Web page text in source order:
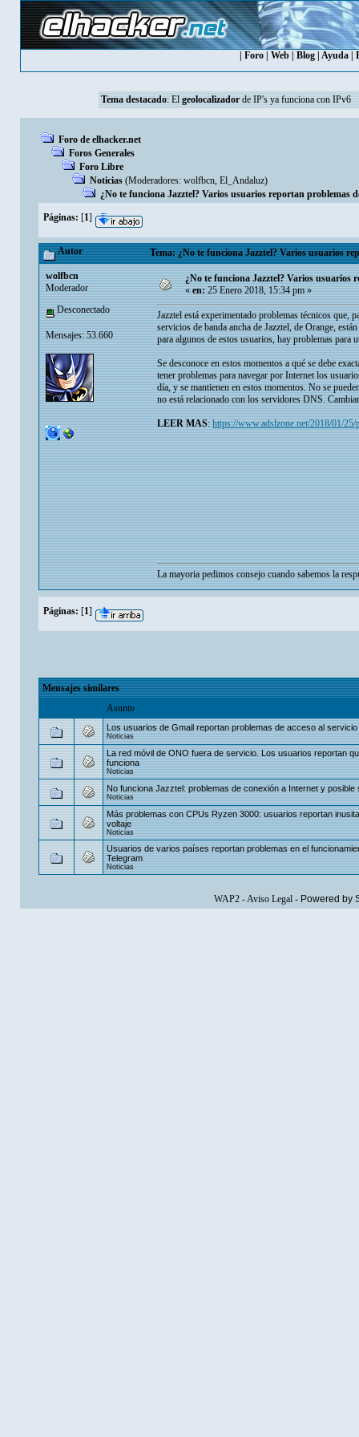
Foro| Web| Blog| Ayuda|
Tema destacado: El geolocalizadorde IP's ya funciona con IPv6
Foro de elhacker.net
Foros Generales
Foro Libre
Noticias (Moderadores: wolfbcn, El_Andaluz)
¿No te funciona Jazztel? Varios usuarios reportan problemas
Páginas: [1]
Autor Tema: ¿No te funciona Jazztel? Varios usuarios
wolfbcn
Moderador
Desconectado
Mensajes: 53.660
¿No te funciona Jazztel? Varios usuarios
«en:25 Enero 2018, 15:34 pm »
Jazztel está experimentado problemas técnicos que,
servicios de banda ancha de Jazztel, de Orange,
para algunos de estos usuarios, hay problemas para
Se desconoce en estos momentos a qué se debe
tener problemas para navegar por Internet los
día, y se mantienen en estos momentos. No se
no está relacionado con los servidores DNS.
LEER MAS:https://www.adslzone.net/2018/01/25/
La mayoria pedimos consejo cuando sabemos la
Páginas: [1]
Mensajes similares
Asunto
Los usuarios de Gmail reportan problemas de acceso al servicio
Noticias
La red móvil de ONO fuera de servicio. Los usuarios reportan
funciona
Noticias
No funciona Jazztel: problemas de conexión a Internet y posible
Noticias
Más problemas con CPUs Ryzen 3000: usuarios reportan
voltaje
Noticias
Usuarios de varios países reportan problemas en el
Telegram
Noticias
WAP2-Aviso Legal- Powered by